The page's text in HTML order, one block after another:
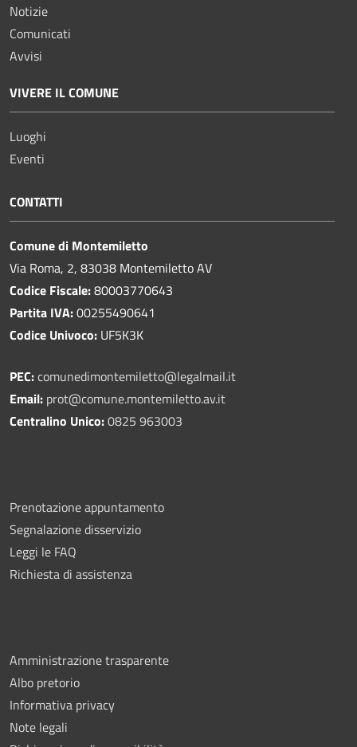
Notizie
Comunicati
Avvisi
VIVERE IL COMUNE
Luoghi
Eventi
CONTATTI
Comune di Montemiletto
Via Roma, 2, 83038 Montemiletto AV
Codice Fiscale:80003770643
Partita IVA:00255490641
Codice Univoco: UF5K3K
PEC:comunedimontemiletto@legalmail.it
Email: prot@comune.montemiletto.av.it
Centralino Unico:0825 963003
Prenotazione appuntamento
Segnalazione disservizio
Leggi le FAQ
Richiesta di assistenza
Amministrazione trasparente
Albo pretorio
Informativa privacy
Note legali